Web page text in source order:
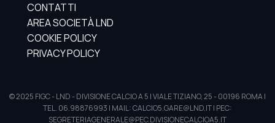
CONTATTI
AREA SOCIETÀ LND
COOKIE POLICY
PRIVACY POLICY
© 2025 FIGC - LND - DIVISIONE CALCIO A 5 | VIALE TIZIANO, 25 - 00196 ROMA |
TEL. 06.98876993 | MAIL: CALCIO5.GARE@LND.IT | PEC:
SEGRETERIAGENERALE@PEC.DIVISIONECALCIOA5.IT